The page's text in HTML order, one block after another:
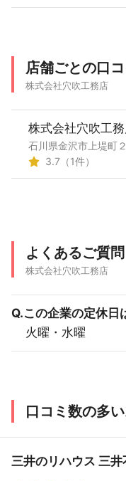
店舗ごとの口
株式会社穴吹工務店
株式会社穴吹工
石川県金沢市上堤町
3.7（1件）
よくあるご質問
株式会社穴吹工務店
Q.この企業の定休日
火曜・水曜
口コミ数の多
三井のリハウス 三